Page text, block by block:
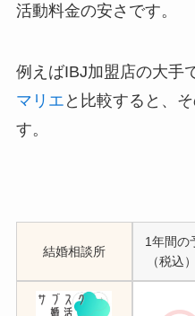
活動料金の安さです。
例えばIBJ加盟店の大手
マリエ と比較すると、
す。
結婚相談所
1年間の
（税込）